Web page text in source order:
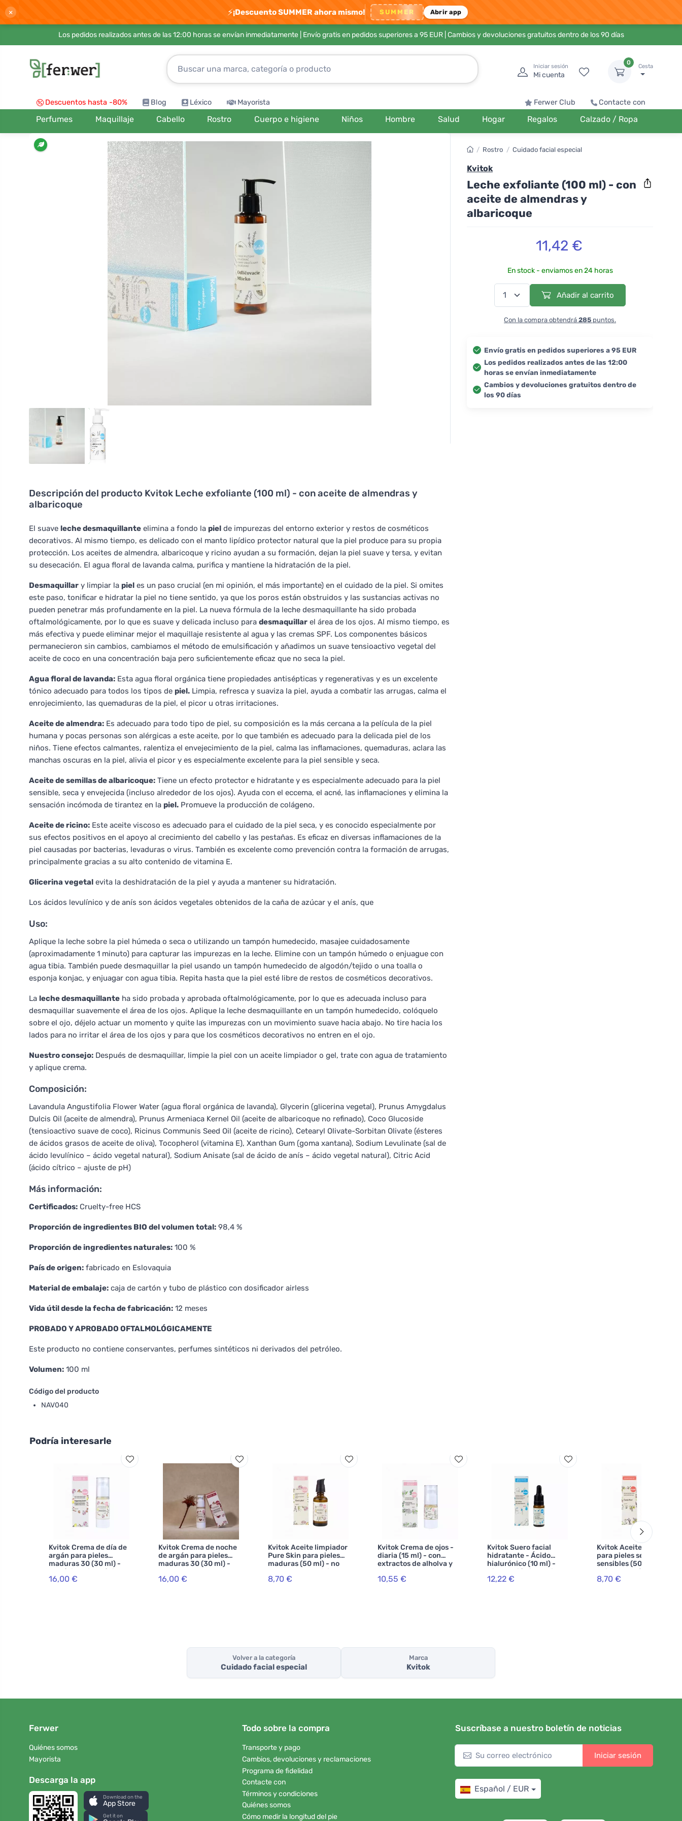
× ⚡¡Descuento SUMMER ahora mismo! SUMMER Abrir app
Los pedidos realizados antes de las 12:00 horas se envían inmediatamente | Envío gratis en pedidos superiores a 95 EUR| Cambios y devoluciones gratuitos dentro de los 90 días
Iniciar sesión
Mi cuenta
0
Cesta
Descuentos hasta -80% Blog Léxico Mayorista Ferwer Club Contacte con
Perfumes Maquillaje Cabello Rostro Cuerpo e higiene Niños Hombre Salud Hogar Regalos Calzado / Ropa
Descripción del producto Kvitok Leche exfoliante (100 ml) - con aceite de almendras y
albaricoque
El suave leche desmaquillante elimina a fondo la piel de impurezas del entorno exterior y restos de cosméticos
decorativos. Al mismo tiempo, es delicado con el manto lipídico protector natural que la piel produce para su propia
protección. Los aceites de almendra, albaricoque y ricino ayudan a su formación, dejan la piel suave y tersa, y evitan
su desecación. El agua floral de lavanda calma, purifica y mantiene la hidratación de la piel.
Desmaquillar y limpiar la piel es un paso crucial (en mi opinión, el más importante) en el cuidado de la piel. Si omites
este paso, tonificar e hidratar la piel no tiene sentido, ya que los poros están obstruidos y las sustancias activas no
pueden penetrar más profundamente en la piel. La nueva fórmula de la leche desmaquillante ha sido probada
oftalmológicamente, por lo que es suave y delicada incluso para desmaquillar el área de los ojos. Al mismo tiempo, es
más efectiva y puede eliminar mejor el maquillaje resistente al agua y las cremas SPF. Los componentes básicos
permanecieron sin cambios, cambiamos el método de emulsificación y añadimos un suave tensioactivo vegetal del
aceite de coco en una concentración baja pero suficientemente eficaz que no seca la piel.
Agua floral de lavanda: Esta agua floral orgánica tiene propiedades antisépticas y regenerativas y es un excelente
tónico adecuado para todos los tipos de piel. Limpia, refresca y suaviza la piel, ayuda a combatir las arrugas, calma el
enrojecimiento, las quemaduras de la piel, el picor u otras irritaciones.
Aceite de almendra: Es adecuado para todo tipo de piel, su composición es la más cercana a la película de la piel
humana y pocas personas son alérgicas a este aceite, por lo que también es adecuado para la delicada piel de los
niños. Tiene efectos calmantes, ralentiza el envejecimiento de la piel, calma las inflamaciones, quemaduras, aclara las
manchas oscuras en la piel, alivia el picor y es especialmente excelente para la piel sensible y seca.
Aceite de semillas de albaricoque: Tiene un efecto protector e hidratante y es especialmente adecuado para la piel
sensible, seca y envejecida (incluso alrededor de los ojos). Ayuda con el eccema, el acné, las inflamaciones y elimina la
sensación incómoda de tirantez en la piel. Promueve la producción de colágeno.
Aceite de ricino: Este aceite viscoso es adecuado para el cuidado de la piel seca, y es conocido especialmente por
sus efectos positivos en el apoyo al crecimiento del cabello y las pestañas. Es eficaz en diversas inflamaciones de la
piel causadas por bacterias, levaduras o virus. También es excelente como prevención contra la formación de arrugas,
principalmente gracias a su alto contenido de vitamina E.
Glicerina vegetal evita la deshidratación de la piel y ayuda a mantener su hidratación.
Los ácidos levulínico y de anís son ácidos vegetales obtenidos de la caña de azúcar y el anís, que
Uso:
Aplique la leche sobre la piel húmeda o seca o utilizando un tampón humedecido, masajee cuidadosamente
(aproximadamente 1 minuto) para capturar las impurezas en la leche. Elimine con un tampón húmedo o enjuague con
agua tibia. También puede desmaquillar la piel usando un tampón humedecido de algodón/tejido o una toalla o
esponja konjac, y enjuagar con agua tibia. Repita hasta que la piel esté libre de restos de cosméticos decorativos.
La leche desmaquillante ha sido probada y aprobada oftalmológicamente, por lo que es adecuada incluso para
desmaquillar suavemente el área de los ojos. Aplique la leche desmaquillante en un tampón humedecido, colóquelo
sobre el ojo, déjelo actuar un momento y quite las impurezas con un movimiento suave hacia abajo. No tire hacia los
lados para no irritar el área de los ojos y para que los cosméticos decorativos no entren en el ojo.
Nuestro consejo: Después de desmaquillar, limpie la piel con un aceite limpiador o gel, trate con agua de tratamiento
y aplique crema.
Composición:
Lavandula Angustifolia Flower Water (agua floral orgánica de lavanda), Glycerin (glicerina vegetal), Prunus Amygdalus
Dulcis Oil (aceite de almendra), Prunus Armeniaca Kernel Oil (aceite de albaricoque no refinado), Coco Glucoside
(tensioactivo suave de coco), Ricinus Communis Seed Oil (aceite de ricino), Cetearyl Olivate-Sorbitan Olivate (ésteres
de ácidos grasos de aceite de oliva), Tocopherol (vitamina E), Xanthan Gum (goma xantana), Sodium Levulinate (sal de
ácido levulínico – ácido vegetal natural), Sodium Anisate (sal de ácido de anís – ácido vegetal natural), Citric Acid
(ácido cítrico – ajuste de pH)
Más información:
Certificados: Cruelty-free HCS
Proporción de ingredientes BIO del volumen total: 98,4 %
Proporción de ingredientes naturales: 100 %
País de origen: fabricado en Eslovaquia
Material de embalaje: caja de cartón y tubo de plástico con dosificador airless
Vida útil desde la fecha de fabricación: 12 meses
PROBADO Y APROBADO OFTALMOLÓGICAMENTE
Este producto no contiene conservantes, perfumes sintéticos ni derivados del petróleo.
Volumen: 100 ml
Código del producto
NAV040
/ Rostro / Cuidado facial especial
Kvitok
Leche exfoliante (100 ml) - con
aceite de almendras y
albaricoque
11,42 €
En stock - enviamos en 24 horas
Añadir al carrito
Con la compra obtendrá 285 puntos.
Envío gratis en pedidos superiores a 95 EUR
Los pedidos realizados antes de las 12:00
horas se envían inmediatamente
Cambios y devoluciones gratuitos dentro de
los 90 días
Podría interesarle
Kvitok Crema de día de
argán para pieles
maduras 30 (30 ml) -
con ácido hialurónico
16,00 €
Kvitok Crema de noche
de argán para pieles
maduras 30 (30 ml) -
envejecimiento de la piel
16,00 €
Kvitok Aceite limpiador
Pure Skin para pieles
maduras (50 ml) - no
reseca, da elasticidad
8,70 €
Kvitok Crema de ojos -
diaria (15 ml) - con
extractos de alholva y
10,55 €
Kvitok Suero facial
hidratante - Ácido
hialurónico (10 ml) -
Hidratación intensiva
12,22 €
Kvitok Aceite limpiador
para pieles secas y
sensibles (50 ml) - no
deja una película grasa
8,70 €
Volver a la categoría
Cuidado facial especial
Marca
Kvitok
Ferwer
Quiénes somos
Mayorista
Descarga la app
Download on the
App Store
Get it on
Todo sobre la compra
Transporte y pago
Cambios, devoluciones y reclamaciones
Programa de fidelidad
Contacte con
Términos y condiciones
Quiénes somos
Cómo medir la longitud del pie
Suscríbase a nuestro boletín de noticias
Iniciar sesión
Español / EUR